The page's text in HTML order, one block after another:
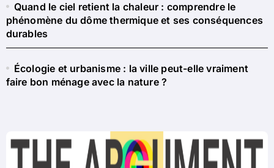
Quand le ciel retient la chaleur : comprendre le
phénomène du dôme thermique et ses conséquences
durables
Écologie et urbanisme : la ville peut-elle vraiment
faire bon ménage avec la nature ?